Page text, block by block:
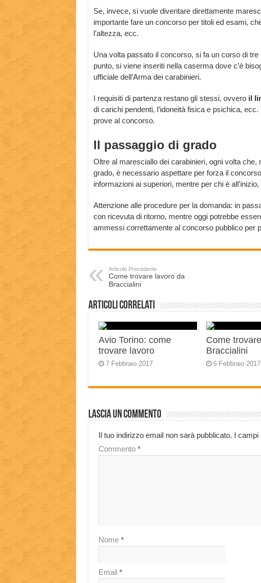
Se, invece, si vuole diventare direttamente
importante fare un concorso per titoli ed esami,
l’altezza, ecc.
Una volta passato il concorso, si fa un corso di
punto, si viene inseriti nella caserma dove c’è
ufficiale dell’Arma dei carabinieri.
I requisiti di partenza restano gli stessi, ovveroil
di carichi pendenti, l’idoneità fisica e psichica,
prove al concorso.
Il passaggio di grado
Oltre al maresciallo dei carabinieri, ogni volta
grado, è necessario aspettare per forza il
informazioni ai superiori, mentre per chi è
Attenzione alle procedure per la domanda: in
con ricevuta di ritorno, mentre oggi potrebbe
ammessi correttamente al concorso pubblico per
Articolo Precedente
Come trovare lavoro da
Braccialini
Articoli correlati
Avio Torino: come
trovare lavoro
7 Febbraio 2017
Come
Braccialini
6 Febbraio 2017
Lascia un commento
Il tuo indirizzo email non sarà pubblicato. I campi
Commento *
Nome *
Email *